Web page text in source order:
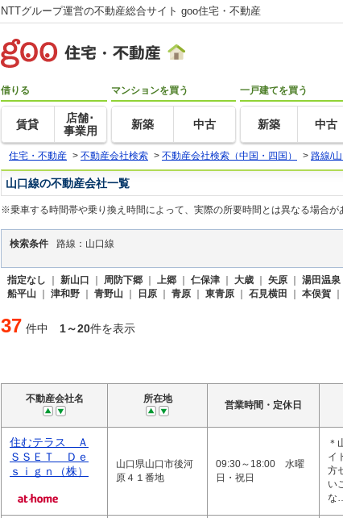
NTTグループ運営の不動産総合サイト goo住宅・不動産
借りる
賃貸
店舗･
事業用
マンションを買う
新築 中古
一戸建てを買う
新築 中古
住宅・不動産 > 不動産会社検索 > 不動産会社検索（中国・四国） > 路線/
山口線の不動産会社一覧
※乗車する時間帯や乗り換え時間によって、実際の所要時間とは異なる場合が
検索条件 路線：山口線
指定なし ｜ 新山口 ｜ 周防下郷 ｜ 上郷 ｜ 仁保津 ｜ 大歳 ｜ 矢原 ｜ 湯田温泉
船平山 ｜ 津和野 ｜ 青野山 ｜ 日原 ｜ 青原 ｜ 東青原 ｜ 石見横田 ｜ 本俣賀 ｜
37 件中 1～20件を表示
不動産会社名 所在地
営業時間・定休日
住むテラス Ａ
ＳＳＥＴ Ｄｅ
ｓｉｇｎ（株）
山口県山口市後河
原４１番地
09:30～18:00 水曜
日・祝日
＊
イ
方
い
な